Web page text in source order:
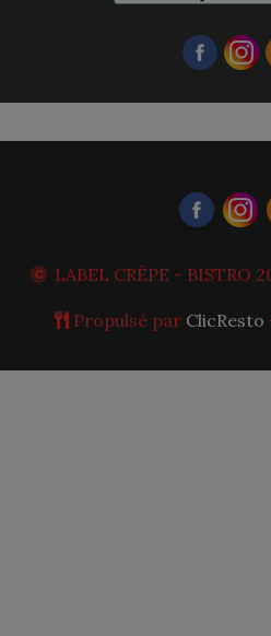
LABEL CRÊPE - BISTRO
Propulsé par ClicResto